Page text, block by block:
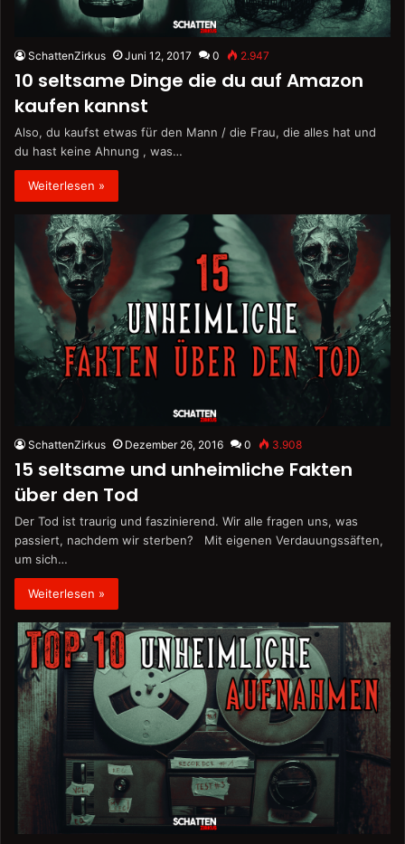
SchattenZirkus Juni 12, 2017 0 2.947
10 seltsame Dinge die du auf Amazon
kaufen kannst
Also, du kaufst etwas für den Mann / die Frau, die alles hat und
du hast keine Ahnung , was…
Weiterlesen »
SchattenZirkus Dezember 26, 2016 0 3.908
15 seltsame und unheimliche Fakten
über den Tod
Der Tod ist traurig und faszinierend. Wir alle fragen uns, was
passiert, nachdem wir sterben? Mit eigenen Verdauungssäften,
um sich…
Weiterlesen »